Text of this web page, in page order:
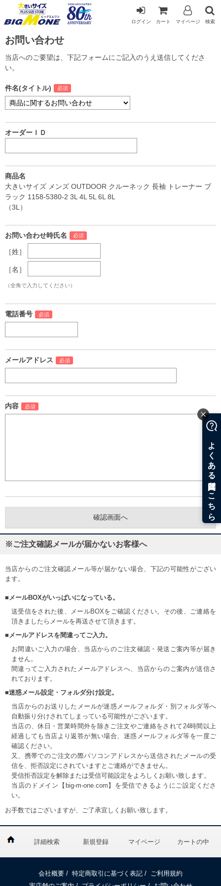
ログイン カート マイページ 検索
お問い合わせ
当店へのご要望は、下記フォームにご記入のうえ送信してくださ
い。
件名(タイトル)
オーダーＩＤ
商品名
大きいサイズ メンズ OUTDOOR クルーネック 長袖 トレーナー ブ
ラック 1158-5380-2 3L 4L 5L 6L 8L
（3L）
お問い合わせ時氏名
［姓］
［名］
（全角で入力してください）
電話番号
メールアドレス
内容
※ご注文確認メールが届かないお客様へ
当店からのご注文確認メール等が届かない場合、下記の可能性がござい
ます。
■メールBOXがいっぱいになっている。
送受信をされた後、メールBOXをご確認ください。その後、ご連絡を
頂きましたらメールを再送させて頂きます。
■メールアドレスを間違ってご入力。
お間違いご入力の場合、当店からのご注文確認・発送ご案内等が届き
ません。
間違ってご入力されたメールアドレスへ、当店からのご案内が送信さ
れております。
■迷惑メール設定・フォルダ分け設定。
当店からのお送りしたメールが迷惑メールフォルダ・別フォルダ等へ
自動振り分けされてしまっている可能性がございます。
当店の、休日・営業時間外を除きご注文やご連絡をされて24時間以上
経過しても当店より返答が無い場合、迷惑メールフォルダ等を一度ご
確認ください。
又、携帯でのご注文の際パソコンアドレスから送信されたメールの受
信を、拒否設定にされていますとご連絡ができません。
受信拒否設定を解除または受信可能設定をよろしくお願い致します。
当店のドメイン【big-m-one.com】を受信できるようにご設定くださ
い。
お手数ではございますが、ご了承宜しくお願い致します。
詳細検索 新規登録 マイページ カートの中
会社概要 / 特定商取引に基づく表記 /
ご利用規約